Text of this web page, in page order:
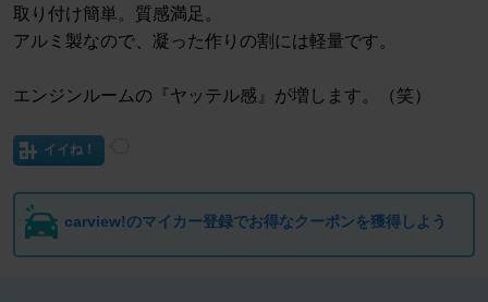
取り付け簡単。質感満足。
アルミ製なので、凝った作りの割には軽量です。
エンジンルームの『ヤッテル感』が増します。（笑）
イイね！
carview!のマイカー登録でお得なクーポンを獲得しよう